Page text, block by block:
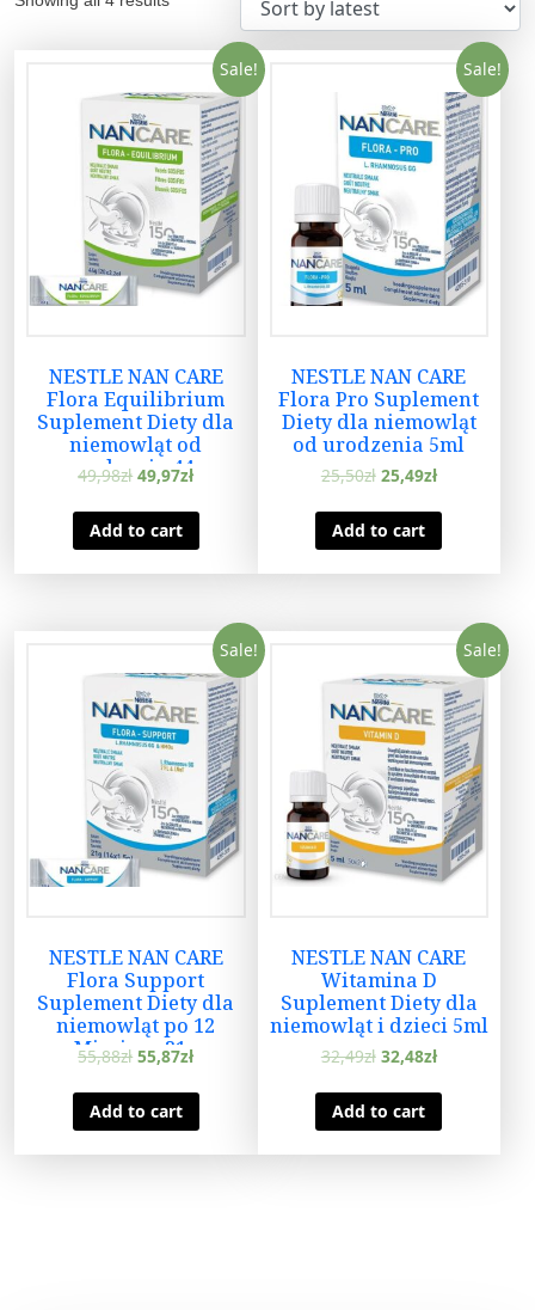
Sale!
NESTLE NAN CARE
Flora Equilibrium
Suplement Diety dla
niemowląt od
urodzenia 44g
49,98zł 49,97zł
Add to cart
Sale!
NESTLE NAN CARE
Flora Pro Suplement
Diety dla niemowląt
od urodzenia 5ml
25,50zł 25,49zł
Add to cart
Sale!
NESTLE NAN CARE
Flora Support
Suplement Diety dla
niemowląt po 12
Miesiącu 21g
55,88zł 55,87zł
Add to cart
Sale!
NESTLE NAN CARE
Witamina D
Suplement Diety dla
niemowląt i dzieci 5ml
32,49zł 32,48zł
Add to cart